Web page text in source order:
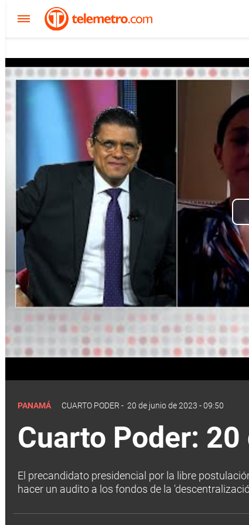
PANAMÁ CUARTO PODER - 20 de junio de 2023 - 09:50
Cuarto Poder:
El precandidato presidencial por la libre
hacer un audito a los fondos de la